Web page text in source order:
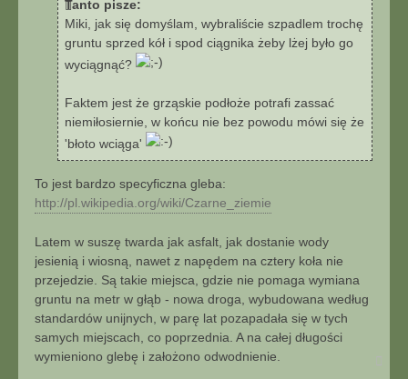
Tanto pisze:
Miki, jak się domyślam, wybraliście szpadlem trochę
gruntu sprzed kół i spod ciągnika żeby lżej było go
wyciągnąć?
Faktem jest że grząskie podłoże potrafi zassać
niemiłosiernie, w końcu nie bez powodu mówi się że
'błoto wciąga'
To jest bardzo specyficzna gleba:
http://pl.wikipedia.org/wiki/Czarne_ziemie
Latem w suszę twarda jak asfalt, jak dostanie wody
jesienią i wiosną, nawet z napędem na cztery koła nie
przejedzie. Są takie miejsca, gdzie nie pomaga wymiana
gruntu na metr w głąb - nowa droga, wybudowana według
standardów unijnych, w parę lat pozapadała się w tych
samych miejscach, co poprzednia. A na całej długości
wymieniono glebę i założono odwodnienie.